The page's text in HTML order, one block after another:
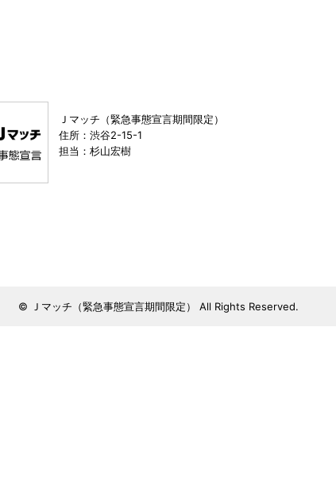
Ｊマッチ（緊急事態宣言期間限定）
住所：渋谷2-15-1
担当：杉山宏樹
© Ｊマッチ（緊急事態宣言期間限定） All Rights Reserved.